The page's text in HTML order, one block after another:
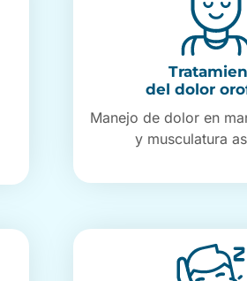
del dolor
Manejo de dolor en
y musculatura